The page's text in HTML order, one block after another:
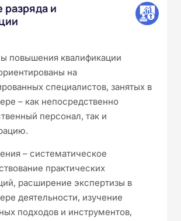
и
повышения квалификации
на
специалистов, занятых в
– как непосредственно
персонал, так и
– систематическое
практических
расширение экспертизы в
деятельности, изучение
подходов и инструментов,